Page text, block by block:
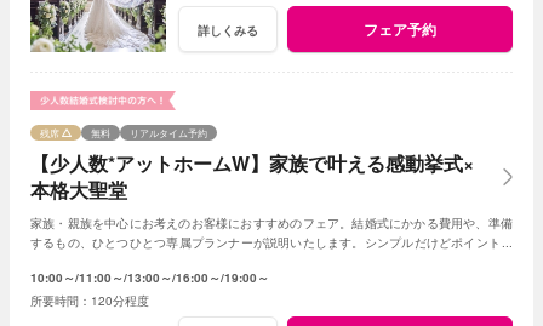
詳しくみる フェア予約
【少人数*アットホームW】家族で叶える感動挙式×
本格大聖堂
残席 無料 リアルタイム予約
家族・親族を中心にお考えのお客様におすすめのフェア。結婚式にかかる費用や、準備
するもの、ひとつひとつ専属プランナーが説明いたします。シンプルだけどポイントを
10:00～ 11:00～ 13:00～ 16:00～ 19:00～
120分程度